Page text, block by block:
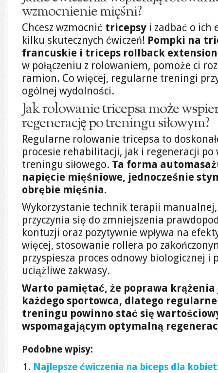
wzmocnienie mięśni?
Chcesz wzmocnić tricepsy i zadbać o ich
kilku skutecznych ćwiczeń! Pompki na
francuskie i triceps rollback extension
w połączeniu z rolowaniem, pomoże ci
ramion. Co więcej, regularne treningi
ogólnej wydolności.
Jak rolowanie tricepsa może
regenerację po treningu siłowym?
Regularne rolowanie tricepsa to
procesie rehabilitacji, jak i regeneracji po
treningu siłowego. Ta forma
napięcie mięśniowe, jednocześnie
obrębie mięśnia.
Wykorzystanie technik terapii
przyczynia się do zmniejszenia
kontuzji oraz pozytywnie wpływa na
więcej, stosowanie rollera po
przyspiesza proces odnowy biologicznej i
uciążliwe zakwasy.
Warto pamiętać, że poprawa
każdego sportowca, dlatego
treningu powinno stać się
wspomagającym optymalną
Podobne wpisy:
Najlepsze ćwiczenia na biceps dla